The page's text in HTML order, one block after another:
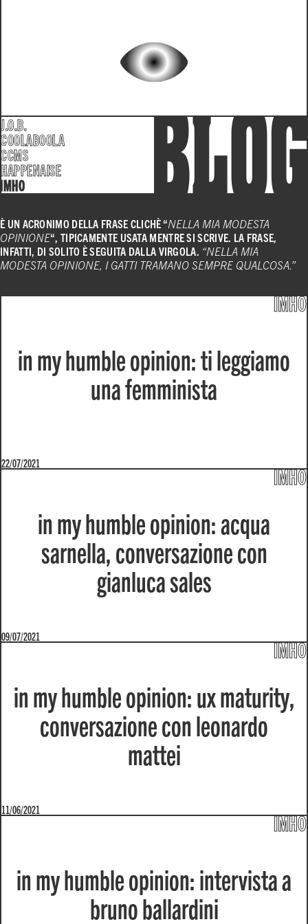
J.O.B.
COOLABOOLA
CCMS
HAPPENAISE
IMHO
È UN ACRONIMO DELLA FRASE CLICHÈ “NELLA MIA MODESTA
OPINIONE“, TIPICAMENTE USATA MENTRE SI SCRIVE. LA FRASE,
INFATTI, DI SOLITO È SEGUITA DALLA VIRGOLA. “NELLA MIA
MODESTA OPINIONE, I GATTI TRAMANO SEMPRE QUALCOSA.”
IMHO
in my humble opinion: ti leggiamo
una femminista
22/07/2021
IMHO
in my humble opinion: acqua
sarnella, conversazione con
gianluca sales
09/07/2021
IMHO
in my humble opinion: ux maturity,
conversazione con leonardo
mattei
11/06/2021
IMHO
in my humble opinion: intervista a
bruno ballardini